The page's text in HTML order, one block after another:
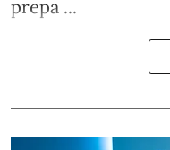
prepa ...